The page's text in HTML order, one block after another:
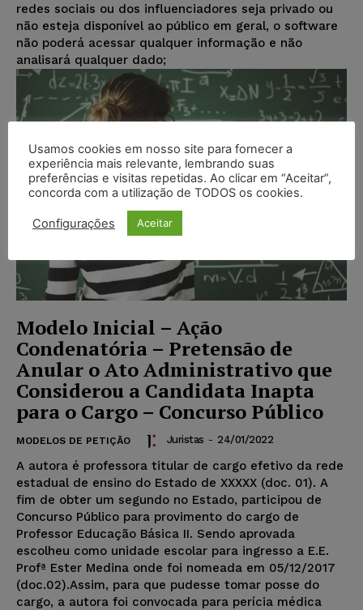
redes sociais ou dos influenciadores seja privado ou
não esteja disponível ao público em geral, o software
não poderá acessar qualquer informação e não
analisará qualquer dado;
Modelo Inicial – Ação
Condenatória – Pretensão de
Anular o Ato Administrativo que
Considerou a Candidata Inapta
para o Cargo – Concurso Público
MODELOS DE PETIÇÃO Juristas - 24/01/2022
A autora é professora titular de cargo efetivo da rede
estadual de ensino do Estado de XXXXX (doc. 01). A
fim de obter um segundo no Estado, participou de
Concurso Público para provimento do cargo de
Professor Educação Básica II. Sendo aprovada
escolheu como unidade escolar para ingresso a E.E.
Profª Ester Medina onde foi nomeada em 05/12/2017
(doc.02).Assim, para que pudesse tomar posse do
cargo, a autora foi convocada para perícia médica
Usamos cookies em nosso site para fornecer a
experiência mais relevante, lembrando suas
preferências e visitas repetidas. Ao clicar em “Aceitar”,
concorda com a utilização de TODOS os cookies.
Configurações Aceitar